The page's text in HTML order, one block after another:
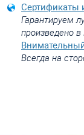
Сертификаты
Гарантируем
произведено в
Всегда на